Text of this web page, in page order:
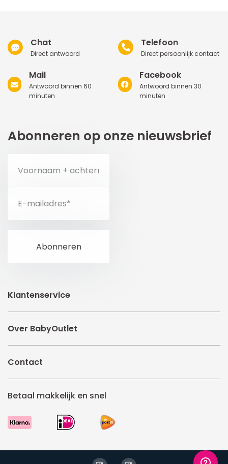
Chat
Direct antwoord
Telefoon
Direct persoonlijk contact
Mail
Antwoord binnen 60
minuten
Facebook
Antwoord binnen 30
minuten
Abonneren op onze nieuwsbrief
Klantenservice
Over BabyOutlet
Contact
Betaal makkelijk en snel